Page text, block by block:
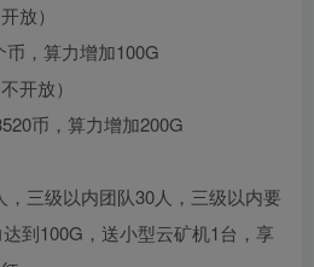
放）
，算力增加100G
开放）
币，算力增加200G
三级以内团队30人，三级以内要
到100G，送小型云矿机1台，享